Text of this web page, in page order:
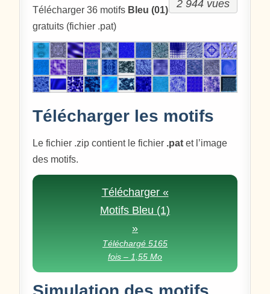
2 944 vues
Télécharger 36 motifs Bleu (01)
gratuits (fichier .pat)
Télécharger les motifs
Le fichier .zip contient le fichier .pat et l’image
des motifs.
Télécharger «
Motifs Bleu (1)
»
Téléchargé 5165
fois – 1,55 Mo